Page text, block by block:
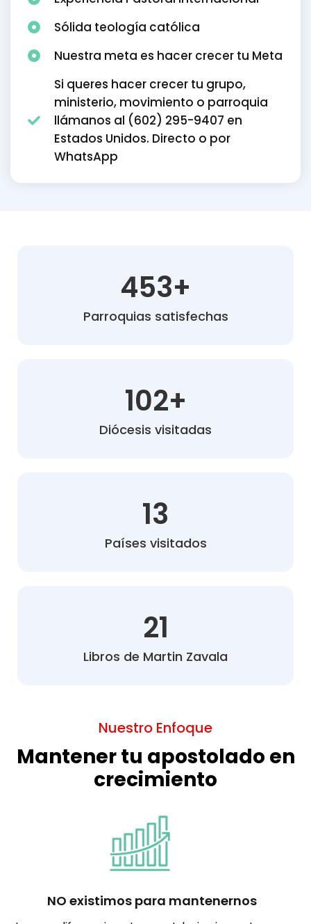
Sólida teología católica
Nuestra meta es hacer crecer tu Meta
Si queres hacer crecer tu grupo,
ministerio, movimiento o parroquia
llámanos al (602) 295-9407 en
Estados Unidos. Directo o por
WhatsApp
Parroquias satisfechas
453+
Diócesis visitadas
102+
Países visitados
13
Libros de Martin Zavala
21
Nuestro Enfoque
Mantener tu apostolado en
crecimiento
NO existimos para mantenernos